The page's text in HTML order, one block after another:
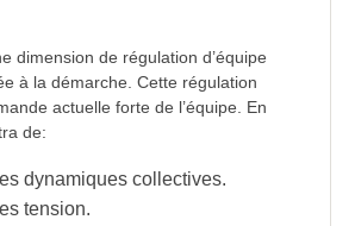
dimension de régulation d’équipe
à la démarche. Cette régulation
actuelle forte de l’équipe. En
de:
dynamiques collectives.
tension.